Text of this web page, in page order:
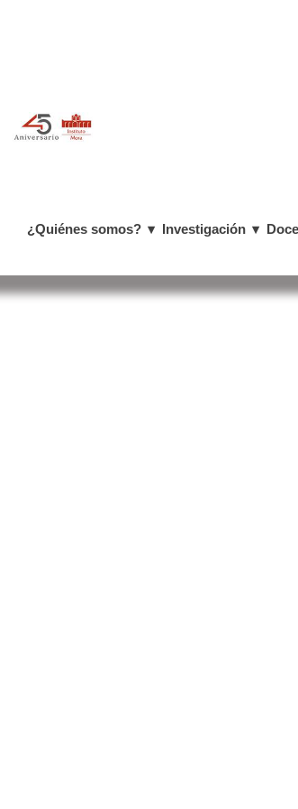
¿Quiénes somos? Investigación